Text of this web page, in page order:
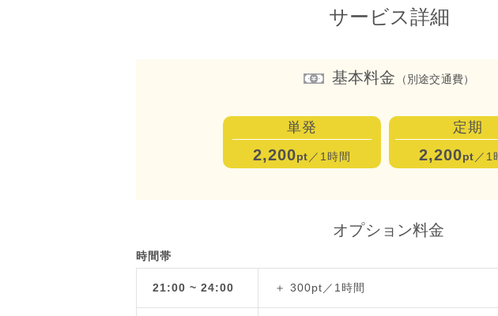
サービス詳細
基本料金 （別途交通費）
単発
2,200pt ／1時間
定期
2,200pt ／1
オプション料金
時間帯
21:00 ~ 24:00 ＋ 300pt／1時間